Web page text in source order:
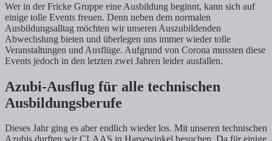
Wer in der Fricke Gruppe eine Ausbildung beginnt, kann sich auf
einige tolle Events freuen. Denn neben dem normalen
Ausbildungsalltag möchten wir unseren Auszubildenden
Abwechslung bieten und überlegen uns immer wieder tolle
Veranstaltungen und Ausflüge. Aufgrund von Corona mussten diese
Events jedoch in den letzten zwei Jahren leider ausfallen.
Azubi-Ausflug für alle technischen
Ausbildungsberufe
Dieses Jahr ging es aber endlich wieder los. Mit unseren technischen